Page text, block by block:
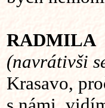
RADMILA
(navrátivši
Krasavo,